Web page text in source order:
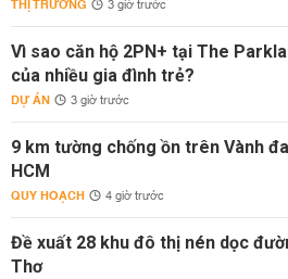
THỊ TRƯỜNG 3 giờ trước
Vì sao căn hộ 2PN+ tại The
của nhiều gia đình trẻ?
DỰ ÁN 3 giờ trước
9 km tường chống ồn trên Vành
HCM
QUY HOẠCH 4 giờ trước
Đề xuất 28 khu đô thị nén dọc
Thơ